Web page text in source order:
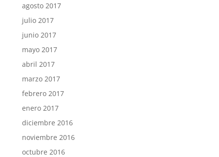
agosto 2017
julio 2017
junio 2017
mayo 2017
abril 2017
marzo 2017
febrero 2017
enero 2017
diciembre 2016
noviembre 2016
octubre 2016